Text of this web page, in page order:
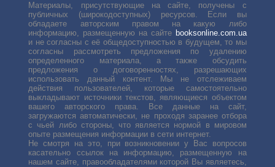
Материалы, присутствующие на сайте, получены с
публичных (широкодоступных) ресурсов. Если вы
обладаете авторским правом на какую либо
информацию, размещенную на сайте booksonline.com.ua
и не согласны с её общедоступностью в будущем, то мы
согласны рассмотреть предложения по удалению
определенного материала, а также обсудить
предложения о договоренностях, разрешающих
использовать данный контент. Мы не отслеживаем
действия пользователей, которые самостоятельно
выкладывают источники текстов, являющиеся объектом
вашего авторского права. Все данные на сайт,
загружаются автоматически, не проходя заранее отбора
с чьей либо стороны, что является нормой в мировом
опыте размещения информации в сети интернет.
Не смотря на это, при возникновении у Вас вопросов
касательно ссылок на информацию, размещенную на
нашем сайте, правообладателями которой Вы являетесь,